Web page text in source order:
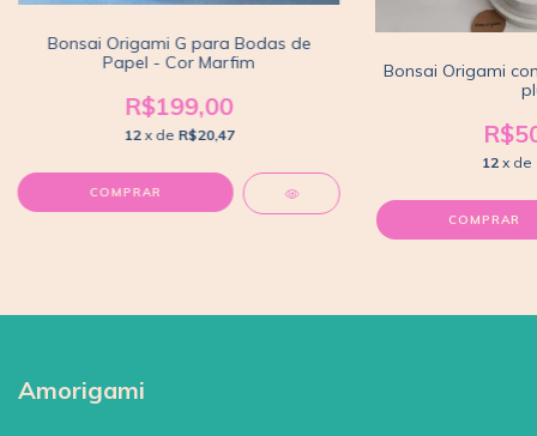
Bonsai Origami G para Bodas de
Papel - Cor Marfim
R$199,00
12 x de R$20,47
Bonsai Origami
12 x de
Amorigami